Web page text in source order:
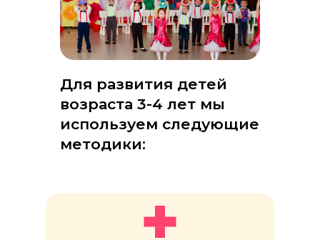
Средняя группа (дети 3-х лет)
Для развития детей
возраста 3-4 лет мы
используем следующие
методики: